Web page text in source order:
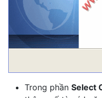
Trong phần Select